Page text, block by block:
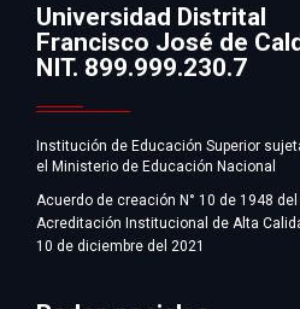
Información
Universidad Distrital
Francisco José de
NIT. 899.999.230.7
Institución de Educación Superior
el Ministerio de Educación Nacional
Acuerdo de creación N° 10 de 1948
Acreditación Institucional de Alta
10 de diciembre del 2021